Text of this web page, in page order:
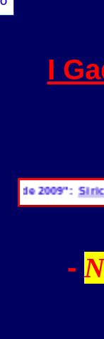
I
2009":Si
-